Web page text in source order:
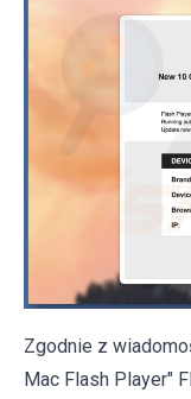
Zgodnie z
Mac Flash Player"